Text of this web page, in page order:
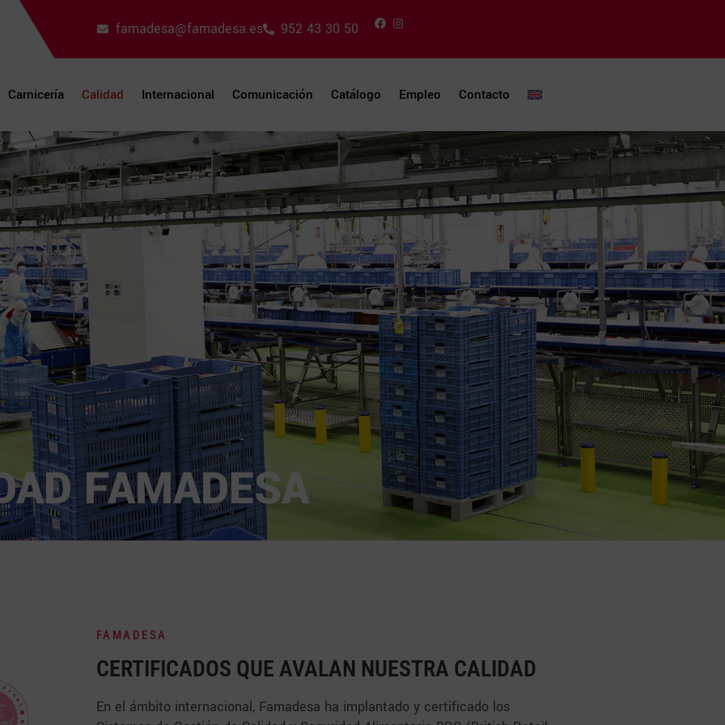
famadesa@famadesa.es 952 43 30 50
Carnicería Calidad Internacional Comunicación Catálogo Empleo Contacto
FAMADESA
FAMADESA
CERTIFICADOS QUE AVALAN NUESTRA CALIDAD
En el ámbito internacional, Famadesa ha implantado y certificado los